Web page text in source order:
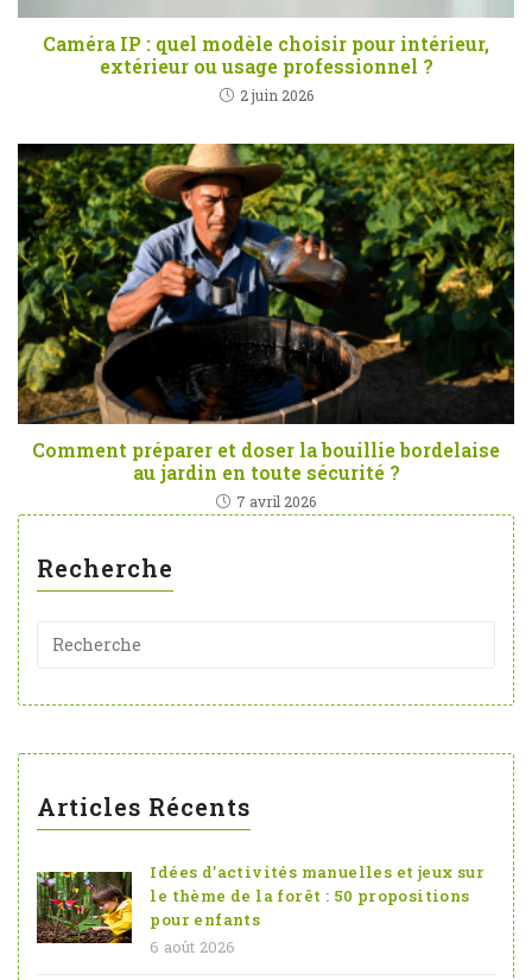
Caméra IP : quel modèle choisir pour intérieur,
extérieur ou usage professionnel ?
2 juin 2026
Comment préparer et doser la bouillie bordelaise
au jardin en toute sécurité ?
7 avril 2026
Recherche
Articles Récents
Idées d’activités manuelles et jeux sur
le thème de la forêt : 50 propositions
pour enfants
6 août 2026